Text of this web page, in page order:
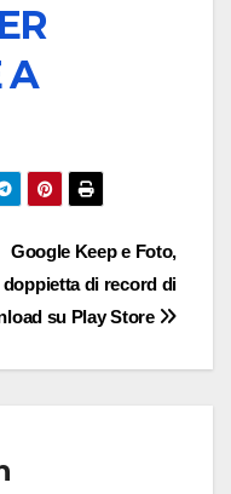
A
Google Keep e Foto,
doppietta di record di
su Play Store